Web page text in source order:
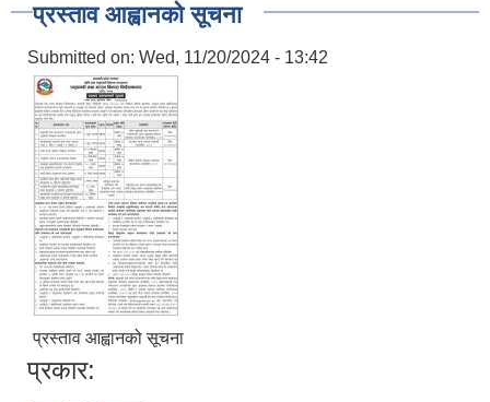
प्रस्ताव आह्वानको सूचना
Submitted on: Wed, 11/20/2024 - 13:42
प्रस्ताव आह्वानको सूचना
प्रकार: